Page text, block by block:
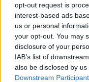
opt-out request is
interest-based ads
us or personal
your opt-out. You may
disclosure of your
IAB’s list of
also be disclosed by
Downstream